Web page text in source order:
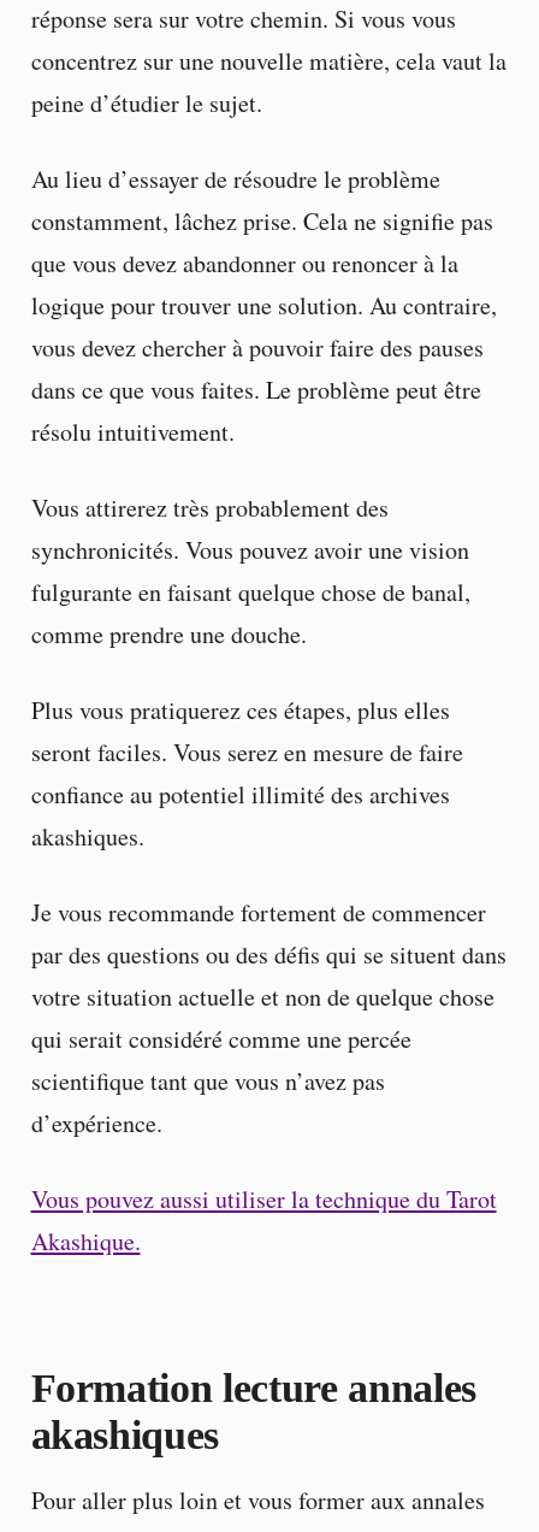
réponse sera sur votre chemin. Si vous vous
concentrez sur une nouvelle matière, cela vaut la
peine d’étudier le sujet.
Au lieu d’essayer de résoudre le problème
constamment, lâchez prise. Cela ne signifie pas
que vous devez abandonner ou renoncer à la
logique pour trouver une solution. Au contraire,
vous devez chercher à pouvoir faire des pauses
dans ce que vous faites. Le problème peut être
résolu intuitivement.
Vous attirerez très probablement des
synchronicités. Vous pouvez avoir une vision
fulgurante en faisant quelque chose de banal,
comme prendre une douche.
Plus vous pratiquerez ces étapes, plus elles
seront faciles. Vous serez en mesure de faire
confiance au potentiel illimité des archives
akashiques.
Je vous recommande fortement de commencer
par des questions ou des défis qui se situent dans
votre situation actuelle et non de quelque chose
qui serait considéré comme une percée
scientifique tant que vous n’avez pas
d’expérience.
Vous pouvez aussi utiliser la technique du Tarot
Akashique.
Formation lecture annales
akashiques
Pour aller plus loin et vous former aux annales